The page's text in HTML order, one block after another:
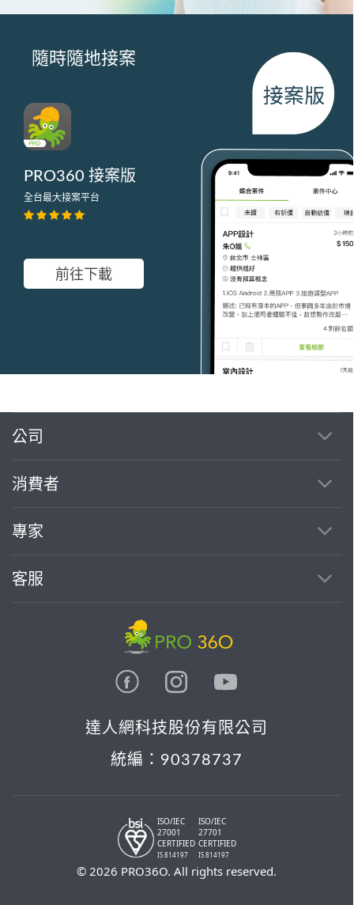
隨時隨地接案
PRO360 接案版
全台最大接案平台
前往下載
公司
消費者
專家
客服
達人網科技股份有限公司
統編：90378737
ISO/IEC
27001
CERTIFIED
IS 814197
ISO/IEC
27701
CERTIFIED
IS 814197
© 2026 PRO36O. All rights reserved.
繼續完成